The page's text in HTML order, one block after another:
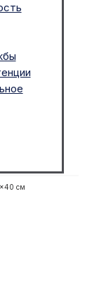
см